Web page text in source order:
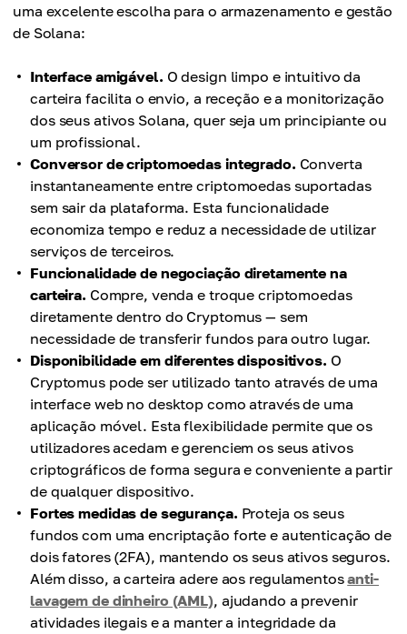
uma excelente escolha para o armazenamento e gestão
de Solana:
Interface amigável. O design limpo e intuitivo da
carteira facilita o envio, a receção e a monitorização
dos seus ativos Solana, quer seja um principiante ou
um profissional.
Conversor de criptomoedas integrado. Converta
instantaneamente entre criptomoedas suportadas
sem sair da plataforma. Esta funcionalidade
economiza tempo e reduz a necessidade de utilizar
serviços de terceiros.
Funcionalidade de negociação diretamente na
carteira. Compre, venda e troque criptomoedas
diretamente dentro do Cryptomus — sem
necessidade de transferir fundos para outro lugar.
Disponibilidade em diferentes dispositivos. O
Cryptomus pode ser utilizado tanto através de uma
interface web no desktop como através de uma
aplicação móvel. Esta flexibilidade permite que os
utilizadores acedam e gerenciem os seus ativos
criptográficos de forma segura e conveniente a partir
de qualquer dispositivo.
Fortes medidas de segurança. Proteja os seus
fundos com uma encriptação forte e autenticação de
dois fatores (2FA), mantendo os seus ativos seguros.
Além disso, a carteira adere aos regulamentosanti-
lavagem de dinheiro (AML), ajudando a prevenir
atividades ilegais e a manter a integridade da